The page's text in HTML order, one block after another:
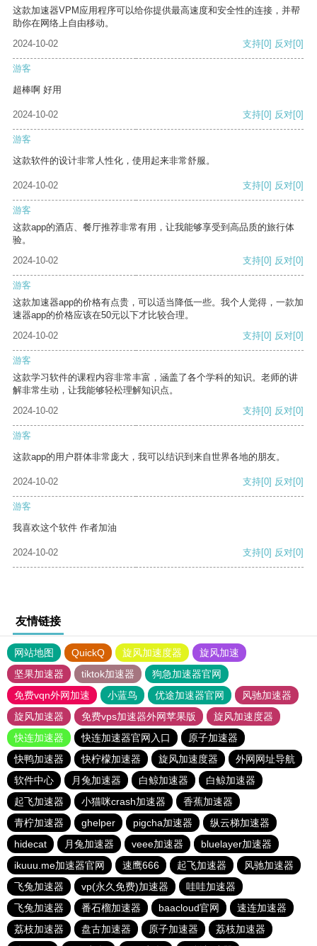
这款加速器VPM应用程序可以给你提供最高速度和安全性的连接，并帮
助你在网络上自由移动。
2024-10-02
支持[0] 反对[0]
游客
超棒啊 好用
2024-10-02 支持[0] 反对[0]
游客
这款软件的设计非常人性化，使用起来非常舒服。
2024-10-02 支持[0] 反对[0]
游客
这款app的酒店、餐厅推荐非常有用，让我能够享受到高品质的旅行体
验。
2024-10-02
支持[0] 反对[0]
游客
这款加速器app的价格有点贵，可以适当降低一些。我个人觉得，一款加
速器app的价格应该在50元以下才比较合理。
2024-10-02
支持[0] 反对[0]
游客
这款学习软件的课程内容非常丰富，涵盖了各个学科的知识。老师的讲
解非常生动，让我能够轻松理解知识点。
2024-10-02
支持[0] 反对[0]
游客
这款app的用户群体非常庞大，我可以结识到来自世界各地的朋友。
2024-10-02 支持[0] 反对[0]
游客
我喜欢这个软件 作者加油
2024-10-02 支持[0] 反对[0]
友情链接
网站地图 QuickQ 旋风加速度器
旋风加速
坚果加速器
tiktok加速器
狗急加速器官网
免费vqn外网加速
小蓝鸟 优途加速器官网
风驰加速器
旋风加速器
免费vps加速器外网苹果版
旋风加速度器
快连加速器
快连加速器官网入口
原子加速器
快鸭加速器
快柠檬加速器 旋风加速度器
外网网址导航
软件中心
月兔加速器 白鲸加速器
白鲸加速器
起飞加速器
小猫咪crash加速器
香蕉加速器
青柠加速器
ghelper pigcha加速器
纵云梯加速器
hidecat
月兔加速器 veee加速器
bluelayer加速器
ikuuu.me加速器官网
速鹰666 起飞加速器
风驰加速器
飞兔加速器
vp(永久免费)加速器
哇哇加速器
飞兔加速器
番石榴加速器 baacloud官网
速连加速器
荔枝加速器
盘古加速器 原子加速器
荔枝加速器